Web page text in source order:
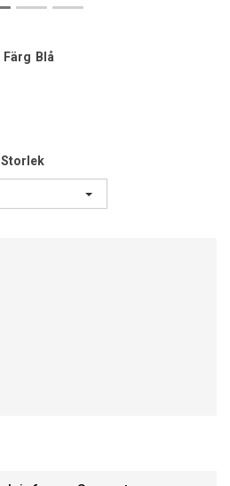
Färg Blå
Storlek